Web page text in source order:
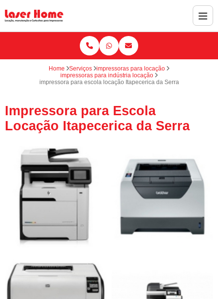
Home Serviços
impressoras para locação
impressoras para indústria locação
impressora para escola locação Itapecerica da Serra
Impressora para Escola
Locação Itapecerica da Serra